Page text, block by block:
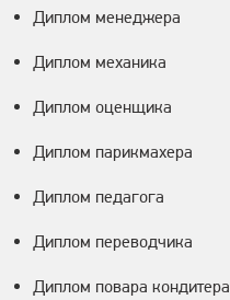
Диплом менеджера
Диплом механика
Диплом оценщика
Диплом парикмахера
Диплом педагога
Диплом переводчика
Диплом повара кондитера